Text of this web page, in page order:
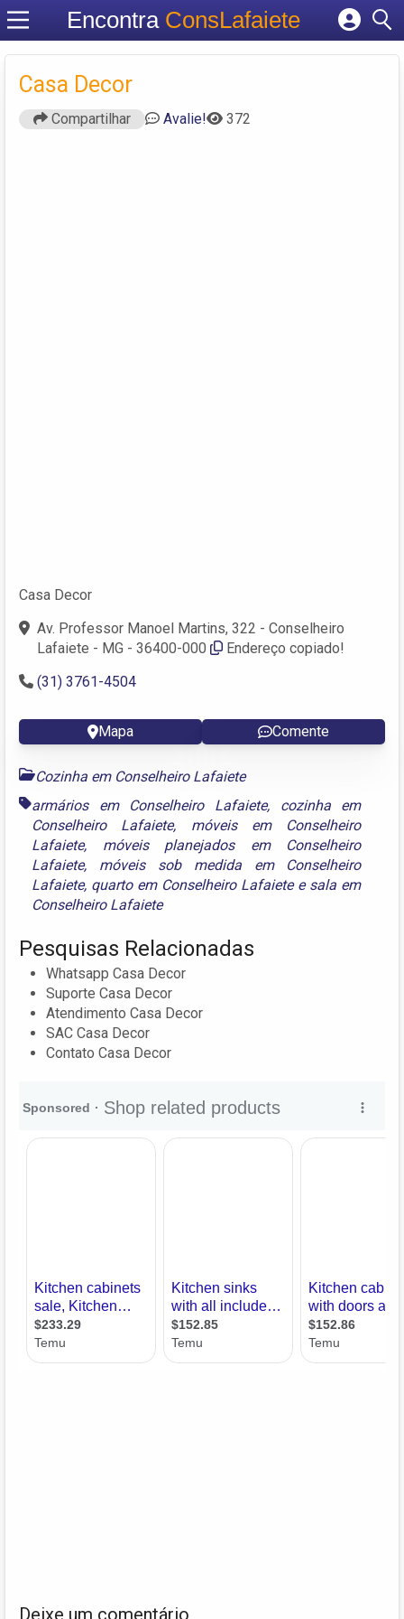
Encontra ConsLafaiete
Cadastrar empresa
Casa Decor
Compartilhar Avalie! 372
Casa Decor
Av. Professor Manoel Martins, 322 - Conselheiro
Lafaiete - MG - 36400-000
Endereço copiado!
(31) 3761-4504
Mapa Comente
Cozinha em Conselheiro Lafaiete
armários em Conselheiro Lafaiete, cozinha em
Conselheiro Lafaiete, móveis em Conselheiro
Lafaiete, móveis planejados em Conselheiro
Lafaiete, móveis sob medida em Conselheiro
Lafaiete, quarto em Conselheiro Lafaietee sala em
Conselheiro Lafaiete
Pesquisas Relacionadas
Whatsapp Casa Decor
Suporte Casa Decor
Atendimento Casa Decor
SAC Casa Decor
Contato Casa Decor
Deixe um comentário